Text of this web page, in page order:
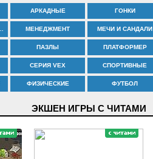
АРКАДНЫЕ ГОНКИ
МЕНЕДЖМЕНТ МЕЧИ И САНДАЛИ
ПАЗЛЫ ПЛАТФОРМЕР
СЕРИЯ VEX СПОРТИВНЫЕ
ФИЗИЧЕСКИЕ ФУТБОЛ
ЭКШЕН ИГРЫ С ЧИТАМИ